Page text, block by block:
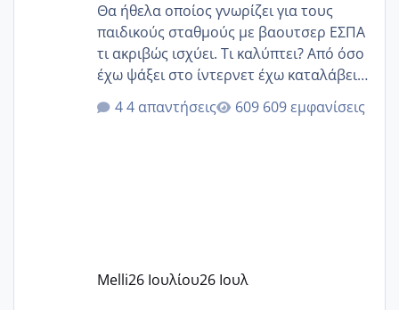
Θα ήθελα οποίος γνωρίζει για τους
παιδικούς σταθμούς με βαουτσερ ΕΣΠΑ
τι ακριβώς ισχύει. Τι καλύπτει? Από όσο
έχω ψάξει στο ίντερνετ έχω καταλάβει
ότι το βαουτσερ καλύπτει όλα τα
δίδακτρα και τα τροφεια του ιδιωτικού
Εγώ πήγα σε έναν ιδιωτικό παιδικό στ
4 απαντήσεις 609 εμφανίσεις
Melli26 Ιουλίου26 Ιουλ